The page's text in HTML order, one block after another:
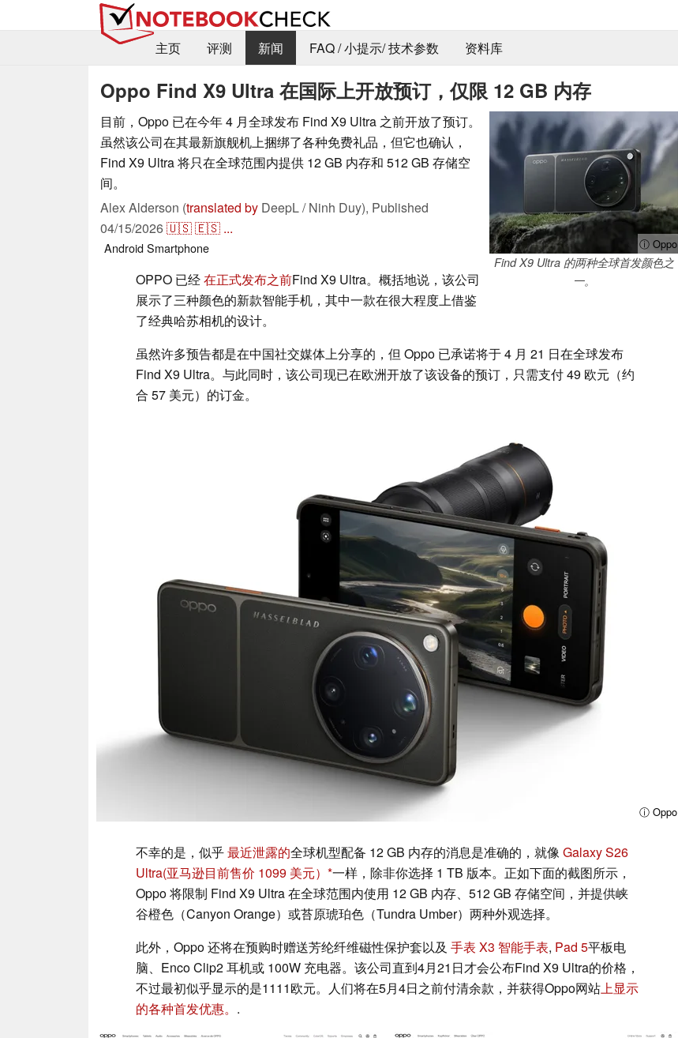
主页
评测 新闻 FAQ / 小提示/ 技术参数 资料库
Oppo Find X9 Ultra 在国际上开放预订，仅限 12 GB 内存
ⓘ Oppo
Find X9 Ultra 的两种全球首发颜色之
一。
目前，Oppo 已在今年 4 月全球发布 Find X9 Ultra 之前开放了预订。
虽然该公司在其最新旗舰机上捆绑了各种免费礼品，但它也确认，
Find X9 Ultra 将只在全球范围内提供 12 GB 内存和 512 GB 存储空
间。
Alex Alderson (translated by DeepL / Ninh Duy), Published
04/15/2026🇺🇸🇪🇸 ...
AndroidSmartphone
OPPO 已经在正式发布之前Find X9 Ultra。概括地说，该公司
展示了三种颜色的新款智能手机，其中一款在很大程度上借鉴
了经典哈苏相机的设计。
虽然许多预告都是在中国社交媒体上分享的，但 Oppo 已承诺将于 4 月 21 日在全球发布
Find X9 Ultra。与此同时，该公司现已在欧洲开放了该设备的预订，只需支付 49 欧元（约
合 57 美元）的订金。
ⓘ Oppo
不幸的是，似乎最近泄露的全球机型配备 12 GB 内存的消息是准确的，就像 Galaxy S26
Ultra(亚马逊目前售价 1099 美元）
一样，除非你选择 1 TB 版本。正如下面的截图所示，
Oppo 将限制 Find X9 Ultra 在全球范围内使用 12 GB 内存、512 GB 存储空间，并提供峡
谷橙色（Canyon Orange）或苔原琥珀色（Tundra Umber）两种外观选择。
此外，Oppo 还将在预购时赠送芳纶纤维磁性保护套以及 手表 X3 智能手表, Pad 5平板电
脑、Enco Clip2 耳机或 100W 充电器。该公司直到4月21日才会公布Find X9 Ultra的价格，
不过最初似乎显示的是1111欧元。人们将在5月4日之前付清余款，并获得Oppo网站上显示
的各种首发优惠。 .